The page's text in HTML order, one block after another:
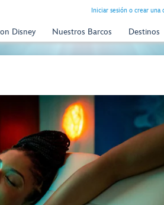
Iniciar sesión o crear una
Disney Nuestros Barcos Destinos